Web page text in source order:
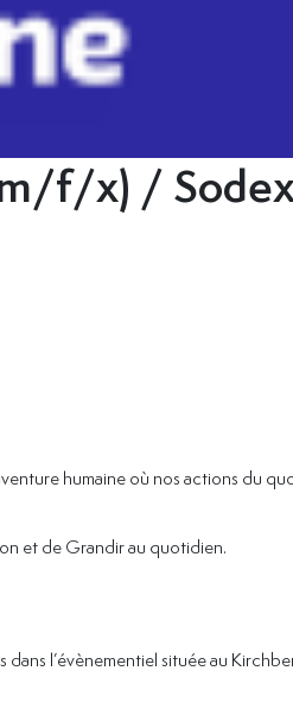
f/x) /
humaine où nos actions du
et de Grandir au quotidien.
l’évènementiel située au